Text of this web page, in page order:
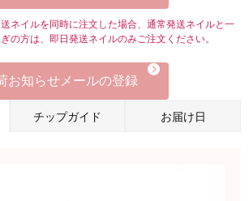
ネイルを同時に注文した場合、通常発送ネイルと一
の方は、即日発送ネイルのみご注文ください。
お知らせメールの登録
チップガイド お届け日